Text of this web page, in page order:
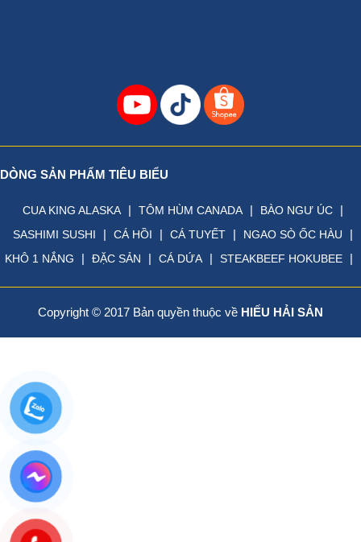
DÒNG SẢN PHẨM TIÊU BIỂU
CUA KING ALASKA | TÔM HÙM CANADA | BÀO NGƯ ÚC |
SASHIMI SUSHI | CÁ HỒI | CÁ TUYẾT | NGAO SÒ ỐC HÀU |
KHÔ 1 NẮNG | ĐẶC SẢN | CÁ DỨA | STEAKBEEF HOKUBEE |
Copyright © 2017 Bản quyền thuộc về HIẾU HẢI SẢN